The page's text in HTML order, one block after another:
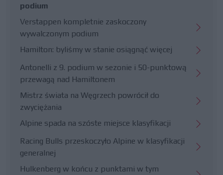
podium
Verstappen kompletnie zaskoczony
wywalczonym podium
Hamilton: byliśmy w stanie osiągnąć więcej
Antonelli z 9. podium w sezonie i 50-punktową
przewagą nad Hamiltonem
Mistrz świata na Węgrzech powrócił do
zwyciężania
Alpine spada na szóste miejsce klasyfikacji
Racing Bulls przeskoczyło Alpine w klasyfikacji
generalnej
Hulkenberg w końcu z punktami w tym